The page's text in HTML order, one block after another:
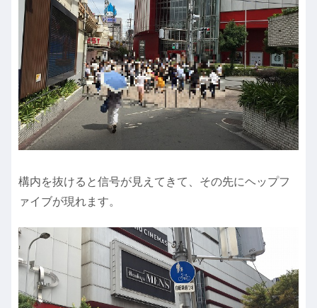
構内を抜けると信号が見えてきて、その先にヘップフ
ァイブが現れます。